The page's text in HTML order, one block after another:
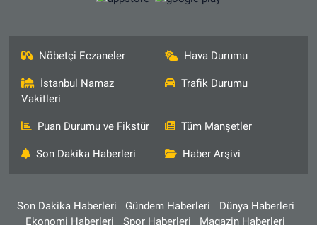
Nöbetçi Eczaneler Hava Durumu
İstanbul Namaz
Vakitleri
Trafik Durumu
Puan Durumu ve Fikstür Tüm Manşetler
Son Dakika Haberleri Haber Arşivi
Son Dakika Haberleri Gündem Haberleri
Dünya Haberleri
Ekonomi Haberleri
Spor Haberleri Magazin Haberleri